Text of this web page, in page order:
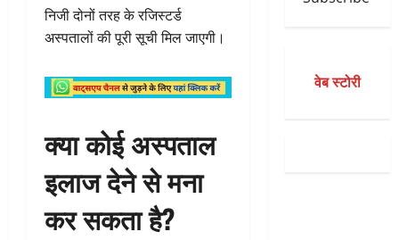
निजी दोनों तरह के रजिस्टर्ड
अस्पतालों की पूरी सूची मिल जाएगी।
क्या कोई अस्पताल
इलाज देने से मना
कर सकता है?
वेब स्टोरी